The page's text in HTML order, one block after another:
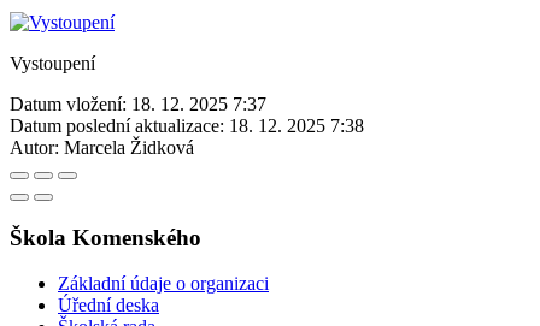
Vystoupení
Datum vložení: 18. 12. 2025 7:37
Datum poslední aktualizace: 18. 12. 2025 7:38
Autor: Marcela Židková
Škola Komenského
Základní údaje o organizaci
Úřední deska